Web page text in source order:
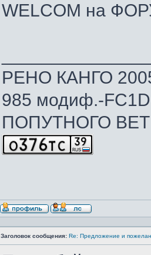
WELCOM на
РЕНО КАНГО
985 модиф.-
ПОПУТНОГО
Заголовок сообщения: Re: Предложение и